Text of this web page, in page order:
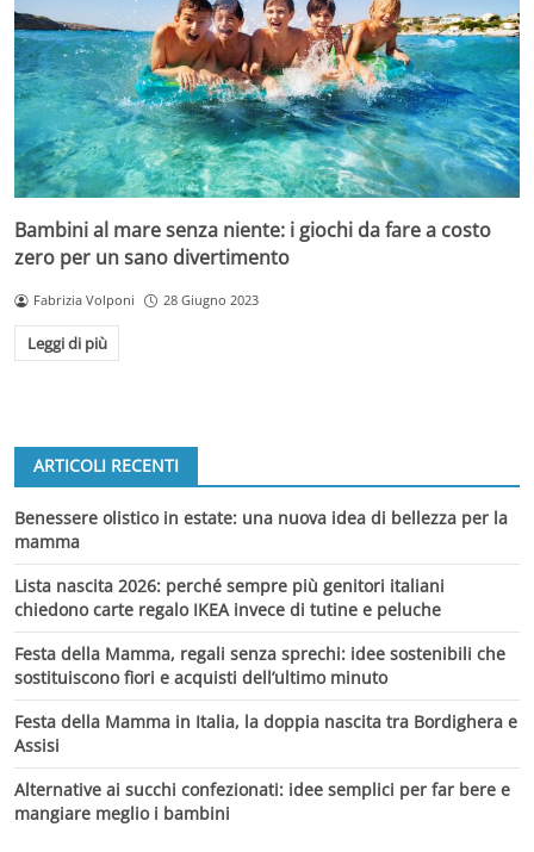
Bambini al mare senza niente: i giochi da fare a costo
zero per un sano divertimento
Fabrizia Volponi 28 Giugno 2023
Leggi di più
ARTICOLI RECENTI
Benessere olistico in estate: una nuova idea di bellezza per la
mamma
Lista nascita 2026: perché sempre più genitori italiani
chiedono carte regalo IKEA invece di tutine e peluche
Festa della Mamma, regali senza sprechi: idee sostenibili che
sostituiscono fiori e acquisti dell’ultimo minuto
Festa della Mamma in Italia, la doppia nascita tra Bordighera e
Assisi
Alternative ai succhi confezionati: idee semplici per far bere e
mangiare meglio i bambini